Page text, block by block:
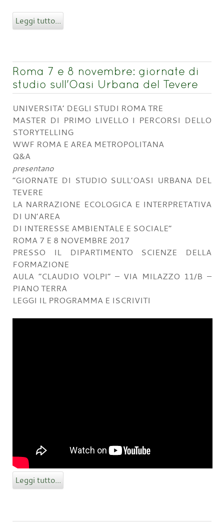
Leggi tutto...
Roma 7 e 8 novembre: giornate di
studio sull'Oasi Urbana del Tevere
UNIVERSITA’ DEGLI STUDI ROMA TRE
MASTER DI PRIMO LIVELLO I PERCORSI DELLO
STORYTELLING
WWF ROMA E AREA METROPOLITANA
Q&A
presentano
“GIORNATE DI STUDIO SULL’OASI URBANA DEL
TEVERE
LA NARRAZIONE ECOLOGICA E INTERPRETATIVA
DI UN’AREA
DI INTERESSE AMBIENTALE E SOCIALE”
ROMA 7 E 8 NOVEMBRE 2017
PRESSO IL DIPARTIMENTO SCIENZE DELLA
FORMAZIONE
AULA “CLAUDIO VOLPI” – VIA MILAZZO 11/B –
PIANO TERRA
LEGGI IL PROGRAMMA E ISCRIVITI
Leggi tutto...